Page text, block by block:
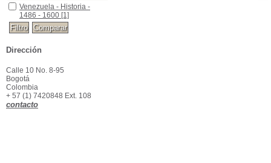
Venezuela - Historia - 1486 - 1600
Venezuela - Historia -
1486 - 1600 [1]
Dirección
Calle 10 No. 8-95
Bogotá
Colombia
+ 57 (1) 7420848 Ext. 108
contacto